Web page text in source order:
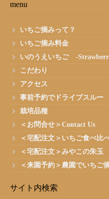
menu
いちご摘みって？
いちご摘み料金
いのうえいちご -
こだわり
アクセス
事前予約でドライブスルー
栽培品種
＜お問合せ＞Contact Us
＜宅配注文＞いちご食べ比
＜宅配注文＞みやこの朱玉
＜来園予約＞農園でいちご
サイト内検索